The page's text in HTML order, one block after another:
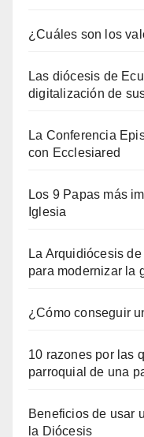
¿Cuáles son los
Las diócesis de
digitalización de
La Conferencia
con Ecclesiared
Los 9 Papas más
Iglesia
La Arquidiócesis
para modernizar la
¿Cómo conseguir
10 razones por las
parroquial de una
Beneficios de usar
la Diócesis